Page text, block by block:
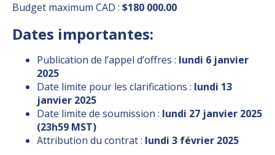
Budget maximum CAD : $180 000.00
Dates importantes:
Publication de l’appel d’offres : lundi 6 janvier
2025
Date limite pour les clarifications : lundi 13
janvier 2025
Date limite de soumission : lundi 27 janvier 2025
(23h59 MST)
Attribution du contrat : lundi 3 février 2025